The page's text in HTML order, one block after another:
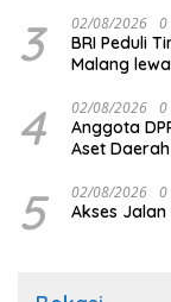
3 02/08/2026 0
BRI Peduli
Malang
4 02/08/2026 0
Anggota
Aset
5 02/08/2026 0
Akses Jalan